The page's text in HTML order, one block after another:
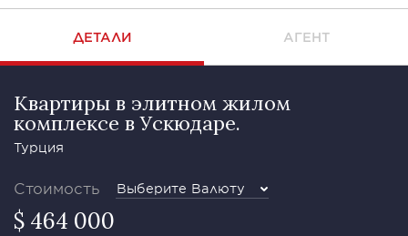
ДЕТАЛИ АГЕНТ
Квартиры в элитном жилом
комплексе в Ускюдаре.
Турция
Стоимость Выберите Валюту
$ 464 000